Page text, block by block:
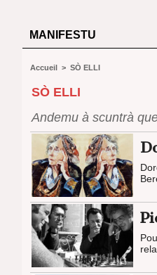
MANIFESTU
Accueil > SÒ ELLI
SÒ ELLI
Andemu à scuntrà